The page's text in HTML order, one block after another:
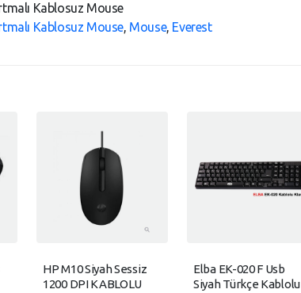
Kablosuz Mouse
Kablosuz Mouse, Mouse, Everest
HP M10 Siyah Sessiz
1200 DPI KABLOLU
Elba EK-020 F Usb
Siyah Türkçe Kablolu